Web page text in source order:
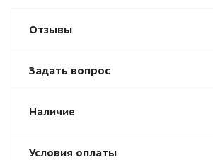
Отзывы
Задать вопрос
Наличие
Условия оплаты